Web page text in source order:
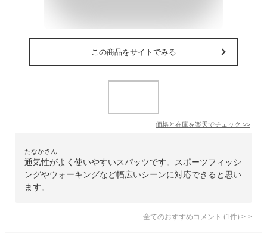
この商品をサイトでみる
価格と在庫を楽天でチェック >>
たなかさん
通気性がよく使いやすいスパッツです。スポーツフィッシ
ングやウォーキングなど幅広いシーンに対応できると思い
ます。
全てのおすすめコメント (1 件) >